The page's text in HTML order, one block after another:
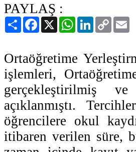
PAYLAŞ :
PaylaşFacebook
X WhatsAppLinkedIn
Copy
Link
Ortaöğretime
işlemleri,
gerçekleştirilmiş
açıklanmıştı.
öğrencilere okul
itibaren verilen süre,